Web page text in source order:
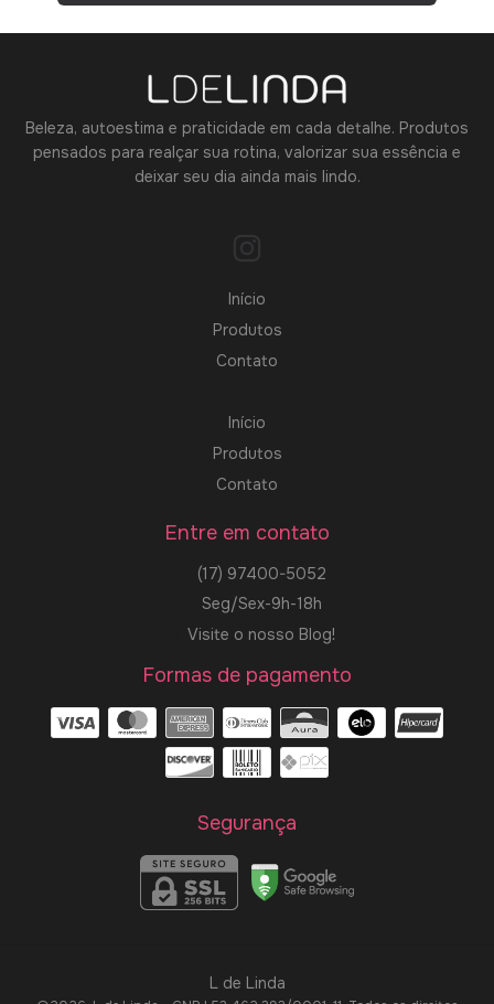
Beleza, autoestima e praticidade em cada detalhe. Produtos
pensados para realçar sua rotina, valorizar sua essência e
deixar seu dia ainda mais lindo.
Início
Produtos
Contato
Início
Produtos
Contato
Entre em contato
(17) 97400-5052
Seg/Sex-9h-18h
Visite o nosso Blog!
Formas de pagamento
Segurança
L de Linda